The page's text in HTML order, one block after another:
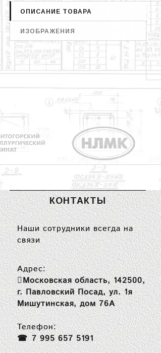
ОПИСАНИЕ ТОВАРА
ИЗОБРАЖЕНИЯ
КОНТАКТЫ
Наши сотрудники всегда на
связи
Адрес:
Московская область, 142500,
г. Павловский Посад, ул. 1я
Мишутинская, дом 76А
Телефон:
7 995 657 5191